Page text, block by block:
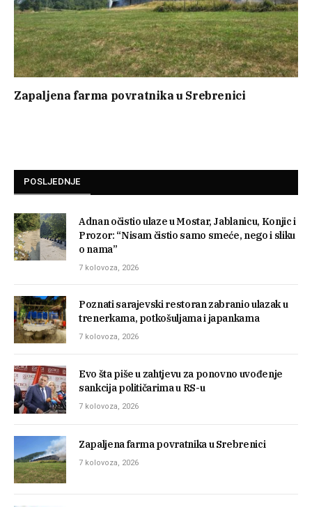
Zapaljena farma povratnika u Srebrenici
POSLJEDNJE
Adnan očistio ulaze u Mostar, Jablanicu, Konjic i
Prozor: “Nisam čistio samo smeće, nego i sliku
o nama”
7 kolovoza, 2026
Poznati sarajevski restoran zabranio ulazak u
trenerkama, potkošuljama i japankama
7 kolovoza, 2026
Evo šta piše u zahtjevu za ponovno uvođenje
sankcija političarima u RS-u
7 kolovoza, 2026
Zapaljena farma povratnika u Srebrenici
7 kolovoza, 2026